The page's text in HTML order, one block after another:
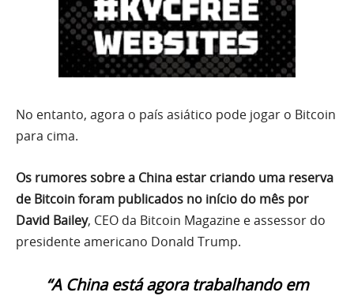
No entanto, agora o país asiático pode jogar o Bitcoin
para cima.
Os rumores sobre a China estar criando uma reserva
de Bitcoin foram publicados no início do mês por
David Bailey, CEO da Bitcoin Magazine e assessor do
presidente americano Donald Trump.
“A China está agora trabalhando em